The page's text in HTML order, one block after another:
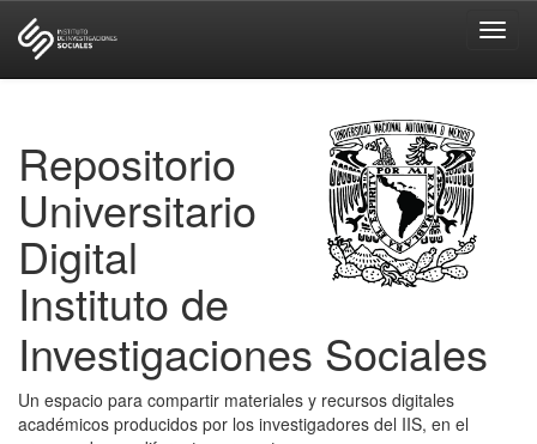
Repositorio
Universitario
Digital
Instituto de
Investigaciones Sociales
Un espacio para compartir materiales y recursos digitales
académicos producidos por los investigadores del IIS, en el